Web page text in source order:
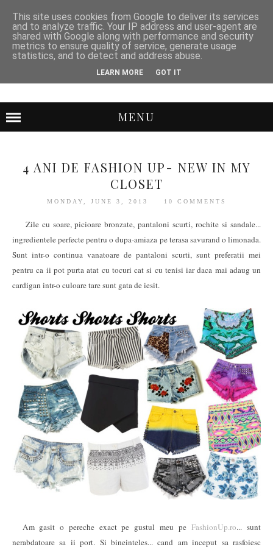
MENU
4 ANI DE FASHION UP- NEW IN MY
CLOSET
MONDAY, JUNE 3, 2013 10 COMMENTS
Zile cu soare, picioare bronzate, pantaloni scurti, rochite si sandale...
ingredientele perfecte pentru o dupa-amiaza pe terasa savurand o limonada.
Sunt intr-o continua vanatoare de pantaloni scurti, sunt preferatii mei
pentru ca ii pot purta atat cu tocuri cat si cu tenisi iar daca mai adaug un
cardigan intr-o culoare tare sunt gata de iesit.
Am gasit o pereche exact pe gustul meu peFashionUp.ro... sunt
nerabdatoare sa ii port. Si bineinteles... cand am inceput sa rasfoiesc
This site uses cookies from Google to deliver its services
and to analyze traffic. Your IP address and user-agent are
shared with Google along with performance and security
metrics to ensure quality of service, generate usage
statistics, and to detect and address abuse.
LEARN MORE GOT IT